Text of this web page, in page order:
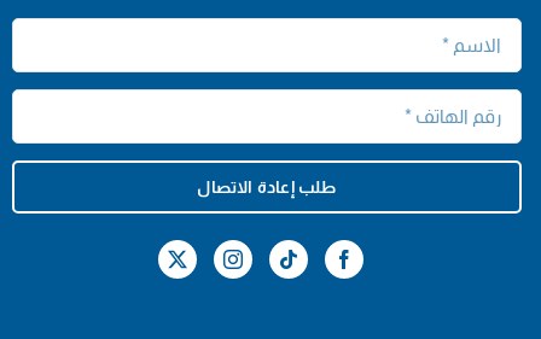
طلب إعادة الاتصال